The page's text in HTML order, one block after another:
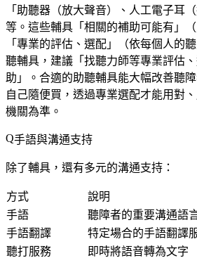
「助聽器（放大聲音）、人工電子耳
等。這些輔具「相關的補助可能有」
「專業的評估、選配」（依每個人的
聽輔具，建議「找聽力師等專業評估
助」。合適的助聽輔具能大幅改善聽
自己隨便買，透過專業選配才能用對
機關為準。
手語與溝通支持
除了輔具，還有多元的溝通支持：
方式
說明
手語
聽障者的重要溝通語
手語翻譯
特定場合的手語翻譯
聽打服務
即時將語音轉為文字